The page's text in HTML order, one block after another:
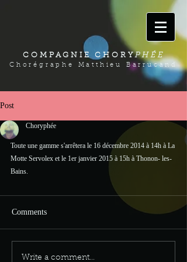
COMPAGNIE CHORYPHÉE
Chorégraphe Matthieu Barrucand
Post
Choryphée
Toute une gamme s'arrêtera le 16 décembre 2014 à 14h à La
Motte Servolex et le 1er janvier 2015 à 15h à Thonon- les-
Bains.
Comments
Write a comment...